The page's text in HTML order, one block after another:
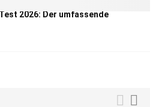
2026: Der umfassende